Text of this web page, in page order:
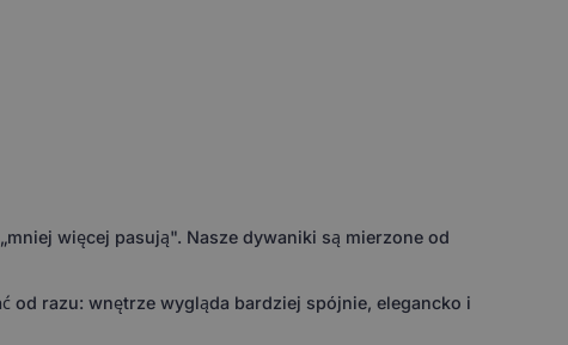
więcej pasują". Nasze dywaniki są mierzone od
od razu: wnętrze wygląda bardziej spójnie, elegancko i